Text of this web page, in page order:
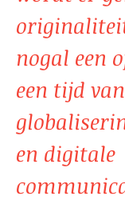
nogal een
een tijd van
en digitale